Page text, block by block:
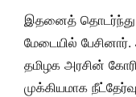
இதனைத் தொடர்ந்து
மேடையில்
தமிழக அரசின்
முக்கியமாக